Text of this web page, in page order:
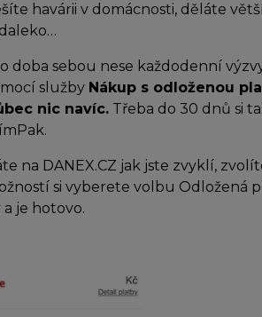
havárii v domácnosti, děláte
doba sebou nese každodenní
služby Nákup s odloženou
nic navíc. Třeba do 30 dnů si
na DANEX.CZ jak jste zvyklí,
si vyberete volbu Odložená
je hotovo.